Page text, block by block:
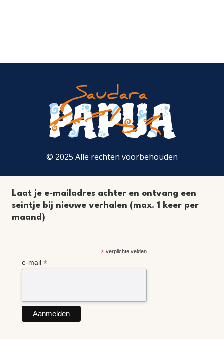
© 2025 Alle rechten voorbehouden
Laat je e-mailadres achter en ontvang een
seintje bij nieuwe verhalen (max. 1 keer per
maand)
*verplichte velden
e-mail *